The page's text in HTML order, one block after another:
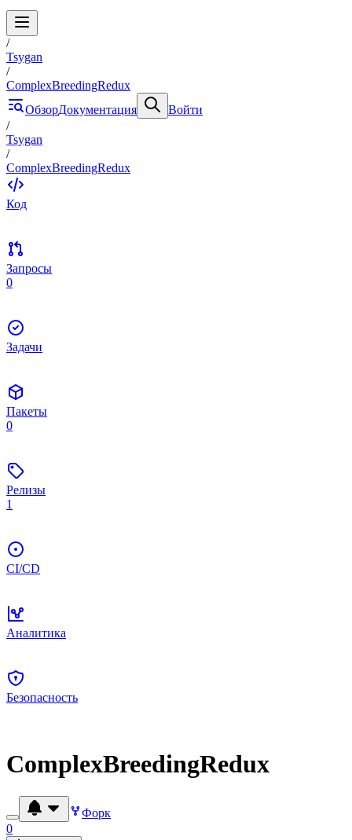
/
Tsygan
/
ComplexBreedingRedux
ОбзорДокументация
Войти
/
Tsygan
/
ComplexBreedingRedux
Код
Запросы
0
Задачи
Пакеты
0
Релизы
1
CI/CD
Аналитика
Безопасность
ComplexBreedingRedux
Форк
0